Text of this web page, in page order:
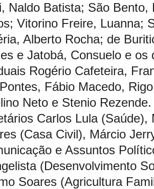
Naldo Batista; São Bento,
Vitorino Freire, Luanna;
Alberto Rocha; de
e Jatobá, Consuelo e os
Rogério Cafeteira,
Fábio Macedo,
Neto e Stenio
Carlos Lula (Saúde),
(Casa Civil), Márcio
e Assuntos
(Desenvolvimento
Soares (Agricultura